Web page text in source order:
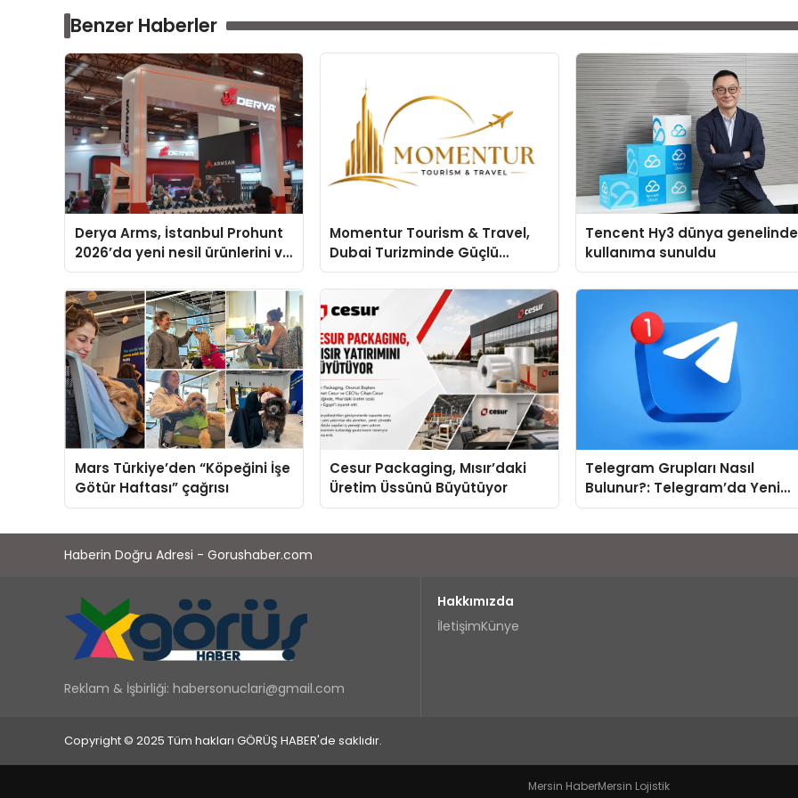
Benzer Haberler
Derya Arms, İstanbul Prohunt
2026’da yeni nesil ürünlerini ve
global marka vizyonunu
sergiledi
Momentur Tourism & Travel,
Dubai Turizminde Güçlü
Operasyon Ağıyla Fark
Yaratıyor
Tencent Hy3 dünya genelinde
kullanıma sunuldu
Mars Türkiye’den “Köpeğini İşe
Götür Haftası” çağrısı
Cesur Packaging, Mısır’daki
Üretim Üssünü Büyütüyor
Telegram Grupları Nasıl
Bulunur?: Telegram’da Yeni
İnsanlarla Tanışmanın
Haberin Doğru Adresi - Gorushaber.com
Reklam & İşbirliği: habersonuclari@gmail.com
Hakkımızda
İletişimKünye
Copyright © 2025 Tüm hakları GÖRÜŞ HABER'de saklıdır.
Mersin HaberMersin Lojistik